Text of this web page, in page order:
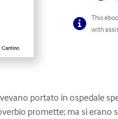
This
with
portato in ospedale
promette; ma si erano